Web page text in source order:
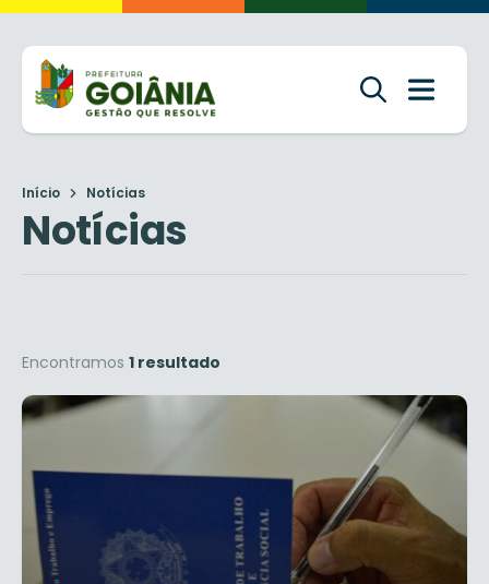
Início Notícias
Notícias
Encontramos 1 resultado